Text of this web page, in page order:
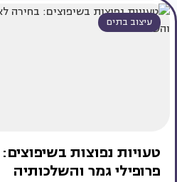
עיצוב בתים
טעויות נפוצות
פרופילי גמר והשלכותיה